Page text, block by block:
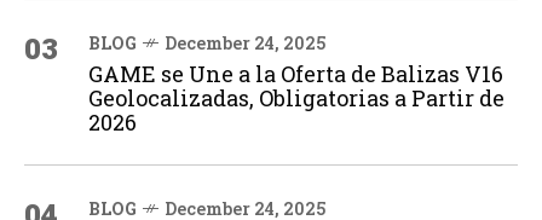
03 BLOG December 24, 2025
GAME se Une a la Oferta de Balizas V16
Geolocalizadas, Obligatorias a Partir de
2026
BLOG December 24, 2025